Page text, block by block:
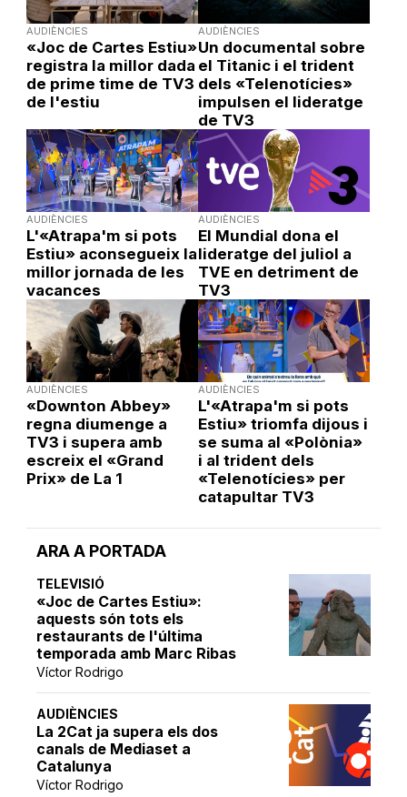
ARA A PORTADA
TELEVISIÓ
«Joc de Cartes Estiu»:
aquests són tots els
restaurants de l'última
temporada amb Marc Ribas
Víctor Rodrigo
AUDIÈNCIES
La 2Cat ja supera els dos
canals de Mediaset a
Catalunya
Víctor Rodrigo
AUDIÈNCIES
«Joc de Cartes Estiu»
registra la millor dada
de prime time de TV3
de l'estiu
AUDIÈNCIES
Un documental sobre
el Titanic i el trident
dels «Telenotícies»
impulsen el lideratge
de TV3
AUDIÈNCIES
L'«Atrapa'm si pots
Estiu» aconsegueix la
millor jornada de les
vacances
AUDIÈNCIES
El Mundial dona el
lideratge del juliol a
TVE en detriment de
TV3
AUDIÈNCIES
«Downton Abbey»
regna diumenge a
TV3 i supera amb
escreix el «Grand
Prix» de La 1
AUDIÈNCIES
L'«Atrapa'm si pots
Estiu» triomfa dijous i
se suma al «Polònia»
i al trident dels
«Telenotícies» per
catapultar TV3